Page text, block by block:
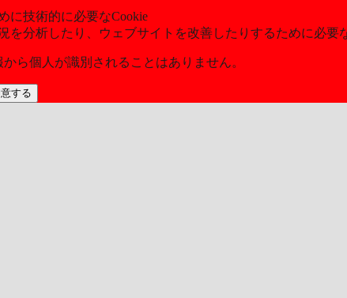
に技術的に必要なCookie
を分析したり、ウェブサイトを改善したりするために必要
ら個人が識別されることはありません。
する